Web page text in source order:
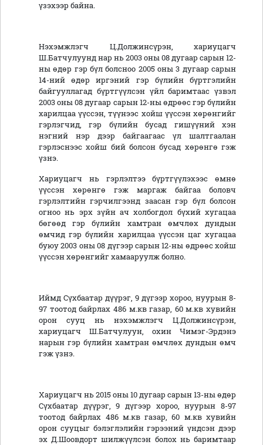
үзэхээр байна.
Нэхэмжлэгч Ц.Должинсүрэн, хариуцагч
Ш.Батчулуунд нар нь 2003 оны 08 дугаар сарын 12-
ны өдөр гэр бүл болсноо 2005 оны 3 дугаар сарын
14-ний өдөр иргэний гэр бүлийн бүртгэлийн
байгууллагад бүртгүүлсэн үйл баримтаас үзвэл
2003 оны 08 дугаар сарын 12-ны өдрөөс гэр бүлийн
харилцаа үүссэн, түүнээс хойш үүссэн хөрөнгийг
гэрлэгчид, гэр бүлийн бусад гишүүний хэн
нэгний нэр дээр байгаагаас үл шалтгаалан
гэрлэснээс хойш бий болсон бусад хөрөнгө гэж
үзнэ.
Хариуцагч нь гэрлэлтээ бүртгүүлэхээс өмнө
үүссэн хөрөнгө гэж маргаж байгаа боловч
гэрлэлтийн гэрчилгээнд заасан гэр бүл болсон
огноо нь эрх зүйн ач холбогдол бүхий хугацаа
бөгөөд гэр бүлийн хамтран өмчлөх дундын
өмчид гэр бүлийн харилцаа үүссэн цаг хугацаа
буюу 2003 оны 08 дүгээр сарын 12-ны өдрөөс хойш
үүссэн хөрөнгийг хамааруулж болно.
Иймд Сүхбаатар дүүрэг, 9 дүгээр хороо, нуурын 8-
97 тоотод байрлах 486 м.кв газар, 60 м.кв хувийн
орон сууц нь нэхэмжлэгч Ц.Должинсүрэн,
хариуцагч Ш.Батчулуун, охин Чимэг-Эрдэнэ
нарын гэр бүлийн хамтран өмчлөх дундын өмч
гэж үзнэ.
Хариуцагч нь 2015 оны 10 дугаар сарын 13-ны өдөр
Сүхбаатар дүүрэг, 9 дүгээр хороо, нуурын 8-97
тоотод байрлах 486 м.кв газар, 60 м.кв хувийн
орон сууцыг бэлэглэлийн гэрээний үндсэн дээр
эх Д.Шоовдорт шилжүүлсэн болох нь баримтаар